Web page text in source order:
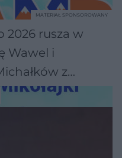
2026 rusza w
Wawel i
z
MATERIAŁ SPONSOROWANY